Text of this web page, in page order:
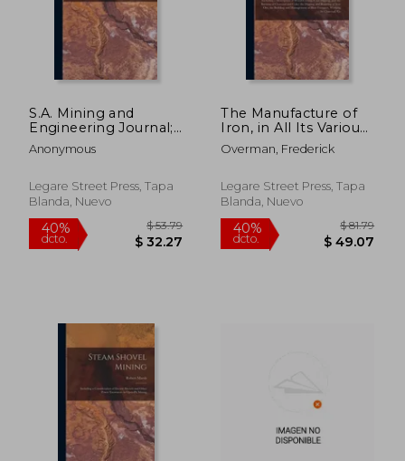
40%
$ 59.87
S.A. Mining and
Engineering Journal;
27, pt.1, no.1379 (en
Inglés)
Anonymous
Legare Street Press, Tapa
Blanda, Nuevo
The Manufacture of
Iron, in All Its Various
Branches: Including a
Description of Wood-
and the Burning of
Charcoal and Coke;
Overman, Frederick
Legare Street Press, Tapa
Blanda, Nuevo